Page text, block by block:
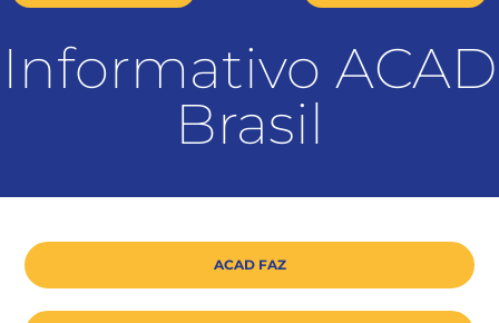
Informativo ACAD
Brasil
ACAD FAZ